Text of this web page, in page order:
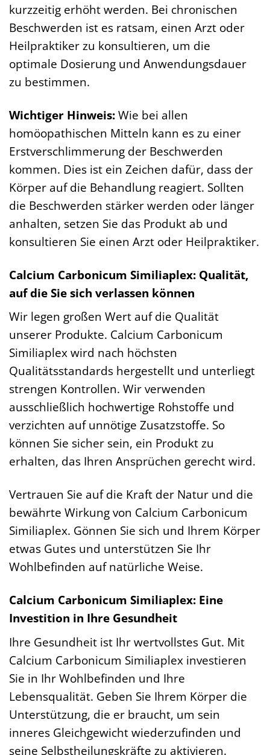
kurzzeitig erhöht werden. Bei chronischen
Beschwerden ist es ratsam, einen Arzt oder
Heilpraktiker zu konsultieren, um die
optimale Dosierung und Anwendungsdauer
zu bestimmen.
Wichtiger Hinweis:Wie bei allen
homöopathischen Mitteln kann es zu einer
Erstverschlimmerung der Beschwerden
kommen. Dies ist ein Zeichen dafür, dass der
Körper auf die Behandlung reagiert. Sollten
die Beschwerden stärker werden oder länger
anhalten, setzen Sie das Produkt ab und
konsultieren Sie einen Arzt oder Heilpraktiker.
Calcium Carbonicum Similiaplex: Qualität,
auf die Sie sich verlassen können
Wir legen großen Wert auf die Qualität
unserer Produkte. Calcium Carbonicum
Similiaplex wird nach höchsten
Qualitätsstandards hergestellt und unterliegt
strengen Kontrollen. Wir verwenden
ausschließlich hochwertige Rohstoffe und
verzichten auf unnötige Zusatzstoffe. So
können Sie sicher sein, ein Produkt zu
erhalten, das Ihren Ansprüchen gerecht wird.
Vertrauen Sie auf die Kraft der Natur und die
bewährte Wirkung von Calcium Carbonicum
Similiaplex. Gönnen Sie sich und Ihrem Körper
etwas Gutes und unterstützen Sie Ihr
Wohlbefinden auf natürliche Weise.
Calcium Carbonicum Similiaplex: Eine
Investition in Ihre Gesundheit
Ihre Gesundheit ist Ihr wertvollstes Gut. Mit
Calcium Carbonicum Similiaplex investieren
Sie in Ihr Wohlbefinden und Ihre
Lebensqualität. Geben Sie Ihrem Körper die
Unterstützung, die er braucht, um sein
inneres Gleichgewicht wiederzufinden und
seine Selbstheilungskräfte zu aktivieren.